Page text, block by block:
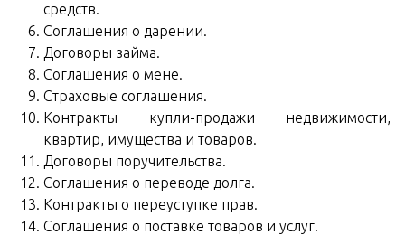
средств.
Соглашения о дарении.
Договоры займа.
Соглашения о мене.
Страховые соглашения.
Контракты купли-продажи недвижимости,
квартир, имущества и товаров.
Договоры поручительства.
Соглашения о переводе долга.
Контракты о переуступке прав.
Соглашения о поставке товаров и услуг.